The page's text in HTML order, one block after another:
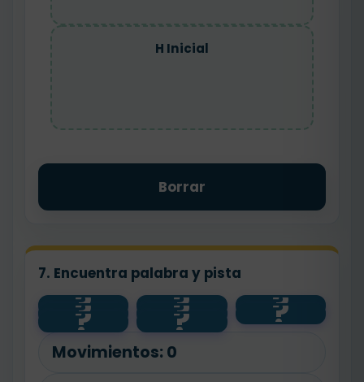
H Inicial
Borrar
7. Encuentra palabra y pista
?
pájaro ?
hola ?
llana
?
árbol ?
aguda ?
esdrújula
?
h inicial ?
camión
Movimientos: 0